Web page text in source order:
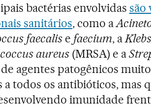
bactérias envolvidas são
sanitários, como a
faecalise faecium, a
aureus(MRSA) e a
agentes patogênicos
a todos os antibióticos, mas
imunidade